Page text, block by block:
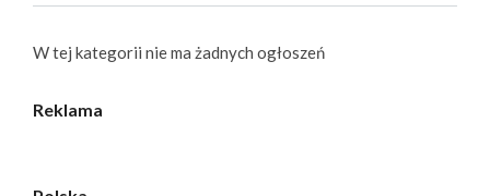
W tej kategorii nie ma żadnych ogłoszeń
Reklama